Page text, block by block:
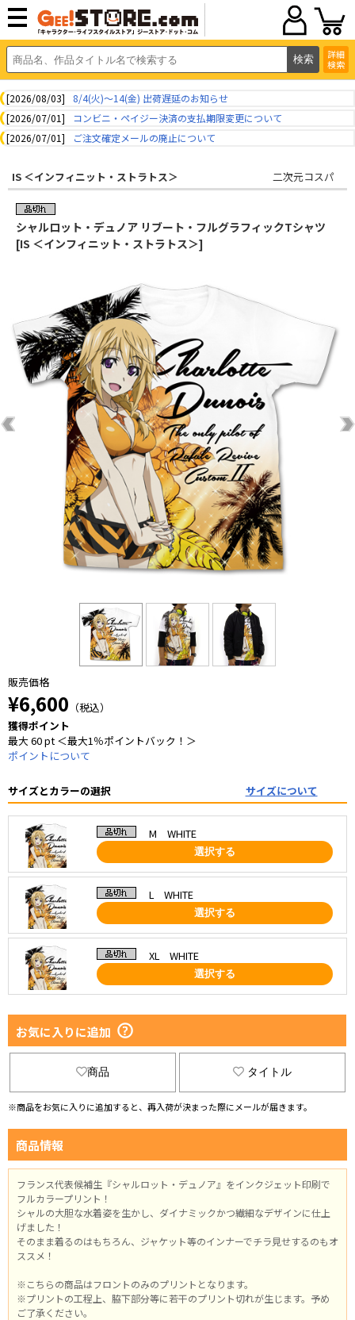
詳細
検索
[2026/08/03]
8/4(火)～14(金) 出荷遅延のお知らせ
[2026/07/01]
コンビニ・ペイジー決済の支払期限変更について
[2026/07/01]
ご注文確定メールの廃止について
IS ＜インフィニット・ストラトス＞ 二次元コスパ
シャルロット・デュノア リブート・フルグラフィックTシャツ
[IS ＜インフィニット・ストラトス＞]
販売価格
¥6,600 （税込）
獲得ポイント
最大 60 pt ＜最大1％ポイントバック！＞
ポイントについて
サイズとカラーの選択 サイズについて
M WHITE
選択する
L WHITE
選択する
XL WHITE
選択する
お気に入りに追加
商品 タイトル
※商品をお気に入りに追加すると、再入荷が決まった際にメールが届きます。
商品情報
フランス代表候補生『シャルロット・デュノア』をインクジェット印刷で
フルカラープリント！
シャルの大胆な水着姿を生かし、ダイナミックかつ繊細なデザインに仕上
げました！
そのまま着るのはもちろん、ジャケット等のインナーでチラ見せするのもオ
ススメ！
※こちらの商品はフロントのみのプリントとなります。
※プリントの工程上、脇下部分等に若干のプリント切れが生じます。予め
ご了承ください。